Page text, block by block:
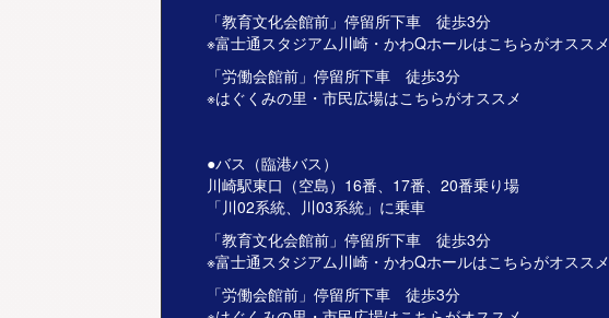
「教育文化会館前」停留所下車 徒歩3分
※富士通スタジアム川崎・かわQホールはこちらがオススメ
「労働会館前」停留所下車 徒歩3分
※はぐくみの里・市民広場はこちらがオススメ
●バス（臨港バス）
川崎駅東口（空島）16番、17番、20番乗り場
「川02系統、川03系統」に乗車
「教育文化会館前」停留所下車 徒歩3分
※富士通スタジアム川崎・かわQホールはこちらがオススメ
「労働会館前」停留所下車 徒歩3分